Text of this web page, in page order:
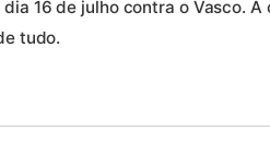
16 de julho contra o Vasco.
tudo.